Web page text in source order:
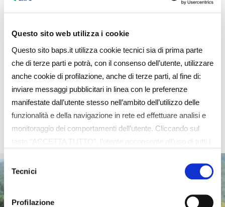
Questo sito web utilizza i cookie
Questo sito baps.it utilizza cookie tecnici sia di prima parte
che di terze parti e potrà, con il consenso dell’utente, utilizzare
anche cookie di profilazione, anche di terze parti, al fine di:
inviare messaggi pubblicitari in linea con le preferenze
manifestate dall’utente stesso nell’ambito dell’utilizzo delle
funzionalità e della navigazione in rete ed effettuare analisi e
monitoraggio dei comportamenti dell’utente. Cliccando sul
analitici. Il consenso è facoltativo e può essere revocato in
qualsiasi momento. Se l’utente desidera gestire le proprie
preferenze può cliccare sul tasto “Dettagli” (accessibile in
Selezione
del
consenso
Tecnici
Profilazione
Speciali condizioni e tutele per i pensionati,
grazie alla convenzione con INPS.
Procedura di istruttoria semplificata.
Contenimento dei tassi di interesse.